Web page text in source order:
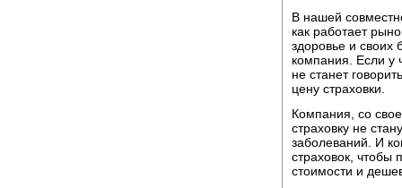
В нашей
как работает
здоровье и своих
компания. Если у
не станет
цену страховки.
Компания, со
страховку не
заболеваний. И
страховок, чтобы
стоимости и